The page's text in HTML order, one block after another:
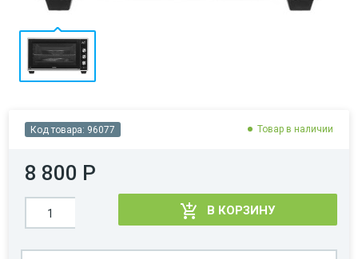
Код товара: 96077 Товар в наличии
8 800 Р
В КОРЗИНУ